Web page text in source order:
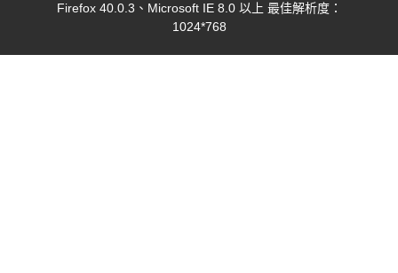
Firefox 40.0.3、Microsoft IE 8.0 以上 最佳解析度：
1024*768